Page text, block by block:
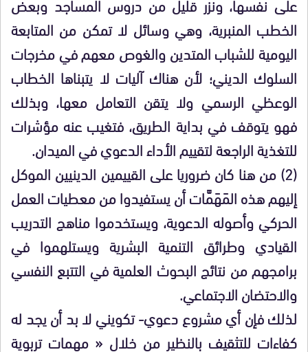
الخطب المنبرية، وهي وسائل لا تمكن من المتابعة
اليومية للشباب المتدين والغوص معهم في مخرجات
السلوك الديني؛ لأن هناك آليات لا يتبناها الخطاب
الوعظي الرسمي ولا يتقن التعامل معها، وبذلك
فهو يتوقف في بداية الطريق، فتغيب عنه مؤشرات
للتغذية الراجعة لتقييم الأداء الدعوي في الميدان.
(2) من هنا كان ضروريا على القييمين الدينيين الموكل
إليهم هذه المَهَمَّات أن يستفيدوا من معطيات العمل
الحركي وأصوله الدعوية، ويستخدموا مناهج التدريب
القيادي وطرائق التنمية البشرية ويستلهموا في
برامجهم من نتائج البحوث العلمية في التتبع النفسي
والاحتضان الاجتماعي.
لذلك فإن أي مشروع دعوي- تكويني لا بد أن يجد له
كفاءات للتثقيف بالنظير من خلال « مهمات تربوية